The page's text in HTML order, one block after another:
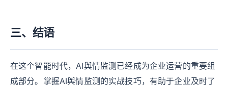
三、结语
在这个智能时代，AI舆情监测已经成为企业运营的重要组
成部分。掌握AI舆情监测的实战技巧，有助于企业及时了